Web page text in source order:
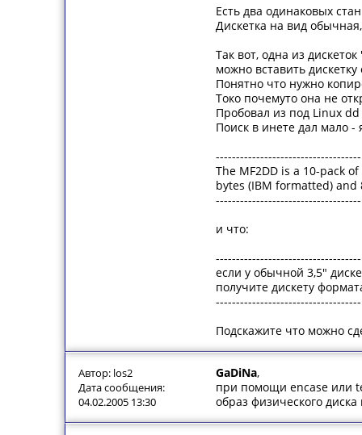
Есть два одинаковых
Дискетка на вид
Так вот, одна из
можно вставить
Понятно что нужно
Токо почемуто она не
Пробовал из под Linux
Поиск в инете дал мало -
------------------------------------
The MF2DD is a 10-pack
bytes (IBM formatted) and
------------------------------------
и что:
------------------------------------
если у обычной 3,5"
получите дискету
------------------------------------
Подскажите что можно
Автор: los2
Дата сообщения:
04.02.2005 13:30
GaDiNa,
при помощи encase или
образ физического